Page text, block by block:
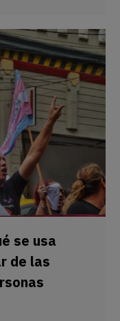
se usa
de las